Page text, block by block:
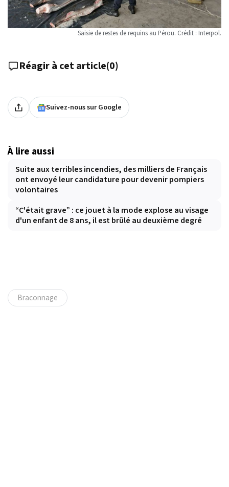
Saisie de restes de requins au Pérou. Crédit : Interpol.
Réagir à cet article(0)
Suivez-nous sur Google
À lire aussi
Suite aux terribles incendies, des milliers de Français
ont envoyé leur candidature pour devenir pompiers
volontaires
“C'était grave” : ce jouet à la mode explose au visage
d'un enfant de 8 ans, il est brûlé au deuxième degré
Braconnage